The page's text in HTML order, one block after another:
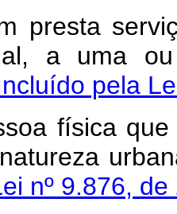
serviço
a uma
pela
que
nº 9.876, de